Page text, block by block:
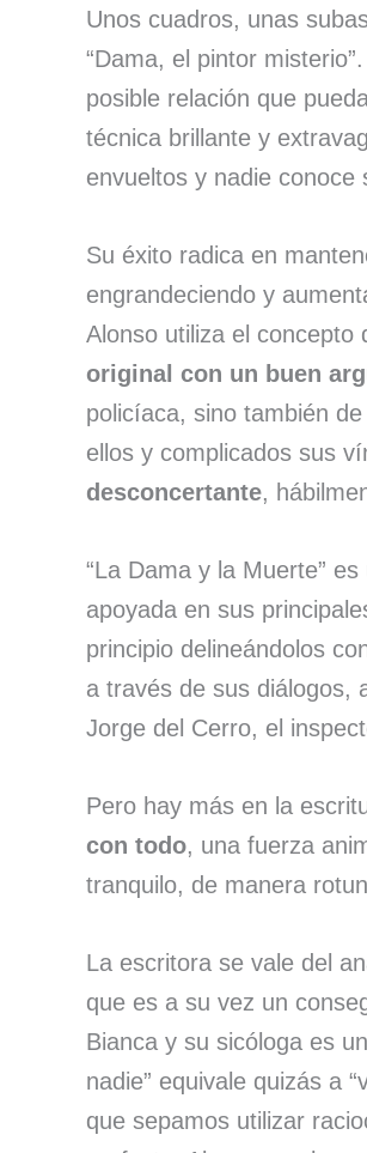
Unos cuadros, unas
“Dama, el pintor
posible relación que
técnica brillante y
envueltos y nadie conoce
Su éxito radica en
engrandeciendo y
Alonso utiliza el concepto
original con un buen
policíaca, sino también
ellos y complicados sus
desconcertante,
“La Dama y la Muerte”
apoyada en sus
principio delineándolos
a través de sus diálogos,
Jorge del Cerro, el
Pero hay más en la
con todo, una fuerza
tranquilo, de manera
La escritora se vale del
que es a su vez un
Bianca y su sicóloga es
nadie” equivale quizás a
que sepamos utilizar